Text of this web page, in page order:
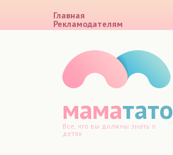
Главная
Рекламодателям
маматато
Все, что вы должны знать о
детях